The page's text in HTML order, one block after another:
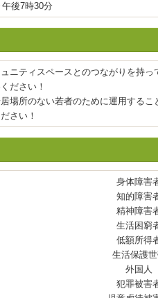
後7時30分
ニティスペースとのつながりを持っ
ださい！
場所のない若者のために運用するこ
さい！
身体障害
知的障害
精神障害
生活困窮
低額所得
生活保護
外国人
犯罪被害